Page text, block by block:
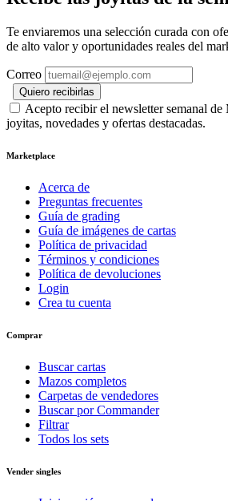
Te enviaremos una selección curada con
de alto valor y oportunidades reales del
Correo
Quiero recibirlas
Acepto recibir el newsletter semanal de
joyitas, novedades y ofertas destacadas.
Marketplace
Acerca de
Preguntas frecuentes
Guía de grading
Guía de imágenes de cartas
Política de privacidad
Términos y condiciones
Política de devoluciones
Login
Crea tu cuenta
Comprar
Buscar cartas
Mazos completos
Carpetas de vendedores
Buscar por Commander
Filtrar
Todos los sets
Vender singles